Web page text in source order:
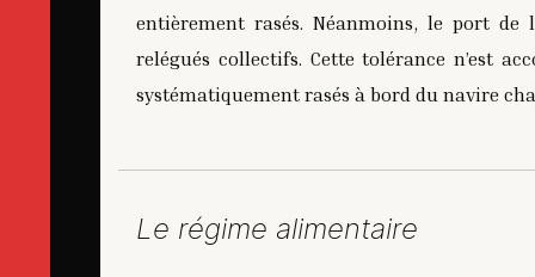
entièrement rasés. Néanmoins, le port
relégués collectifs. Cette tolérance n’est
systématiquement rasés à bord du navire
Le régime alimentaire